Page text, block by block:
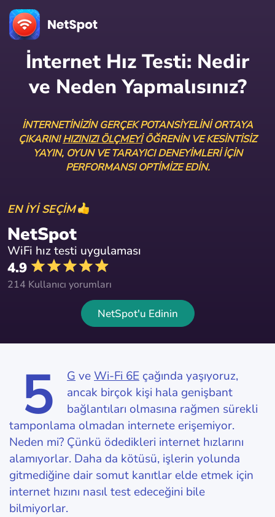
İnternet Hız Testi: Nedir
ve Neden Yapmalısınız?
İNTERNETINIZIN GERÇEK POTANSIYELINI ORTAYA
ÇIKARIN!HIZINIZI ÖLÇMEYIÖĞRENIN VE KESINTISIZ
YAYIN, OYUN VE TARAYICI DENEYIMLERI IÇIN
PERFORMANSI OPTIMIZE EDIN.
EN İYİ SEÇİM
NetSpot
WiFi hız testi uygulaması
4.9
214 Kullanıcı yorumları
NetSpot'u Edinin
5 G veWi-Fi 6E çağında yaşıyoruz,
ancak birçok kişi hala genişbant
bağlantıları olmasına rağmen sürekli
tamponlama olmadan internete erişemiyor.
Neden mi? Çünkü ödedikleri internet hızlarını
alamıyorlar. Daha da kötüsü, işlerin yolunda
gitmediğine dair somut kanıtlar elde etmek için
internet hızını nasıl test edeceğini bile
bilmiyorlar.